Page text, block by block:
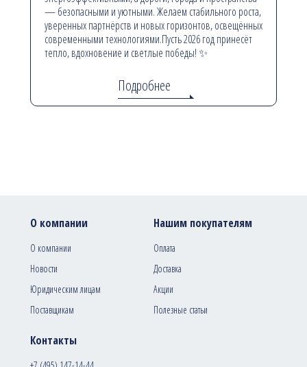
— безопасными и уютными. Желаем стабильного роста,
уверенных партнёрств и новых горизонтов, освещённых
современными технологиями.Пусть 2026 год принесёт
тепло, вдохновение и светлые победы! ✨
Подробнее
Контакты
О компании
О компании
Новости
Юридическим лицам
Поставщикам
Нашим покупателям
Оплата
Доставка
Акции
Полезные статьи